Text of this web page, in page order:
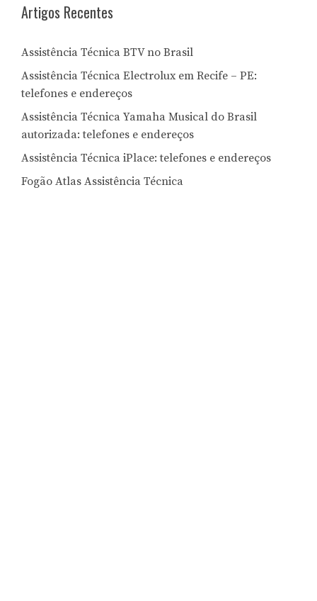
Artigos Recentes
Assistência Técnica BTV no Brasil
Assistência Técnica Electrolux em Recife – PE:
telefones e endereços
Assistência Técnica Yamaha Musical do Brasil
autorizada: telefones e endereços
Assistência Técnica iPlace: telefones e endereços
Fogão Atlas Assistência Técnica